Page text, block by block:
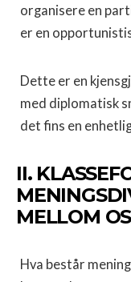
organisere en
er en
Dette er en
med diplo­matisk
det fins en
II.
MELLOM
Hva består